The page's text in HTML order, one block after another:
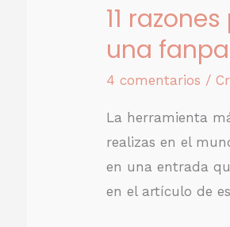
11
una
4 comentarios /
La herramienta
realizas en el
en una entrada
en el artículo de
de
Facebook